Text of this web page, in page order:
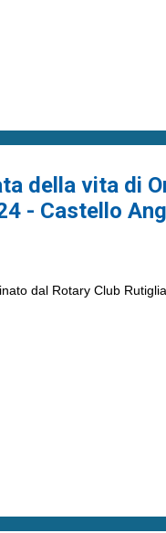
della vita di
- Castello
dal Rotary Club